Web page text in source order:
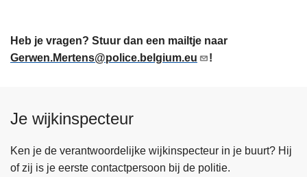
Heb je vragen? Stuur dan een mailtje naar
Gerwen.Mertens@police.belgium.eu
!
Je wijkinspecteur
Ken je de verantwoordelijke wijkinspecteur in je buurt? Hij
of zij is je eerste contactpersoon bij de politie.